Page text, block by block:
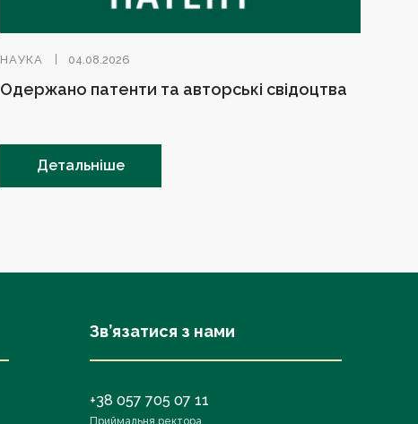
НАУКА 04.08.2026
Одержано патенти та авторські свідоцтва
Детальніше
Зв’язатися з нами
+38 057 705 07 11
Приймальня ректора